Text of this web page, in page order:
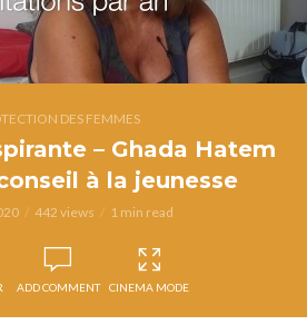
DES FEMMES
– Ghada Hatem
à la jeunesse
442 views 1 min read
ADD COMMENT CINEMA MODE